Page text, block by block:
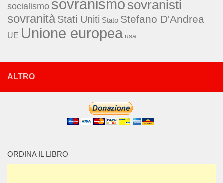
socialismo sovranismo sovranisti
sovranità Stati Uniti Stato Stefano D'Andrea
UE Unione europea usa
ALTRO
ORDINA IL LIBRO